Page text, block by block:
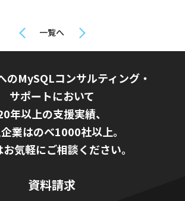
一覧へ
のMySQLコンサルティング・
サポートにおいて
年以上の支援実績、
業はのべ1000社以上。
お気軽にご相談ください。
資料請求